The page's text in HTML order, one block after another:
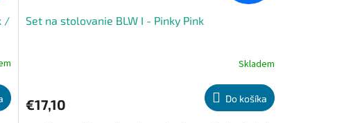
/
Set na stolovanie BLW I - Pinky Pink
je
Skladem
€17,10 Do košíka